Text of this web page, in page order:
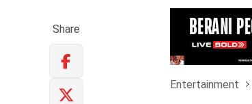
Share
Entertainment